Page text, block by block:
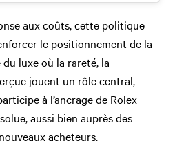
aux coûts, cette politique
le positionnement de la
luxe où la rareté, la
jouent un rôle central,
à l’ancrage de Rolex
aussi bien auprès des
acheteurs.